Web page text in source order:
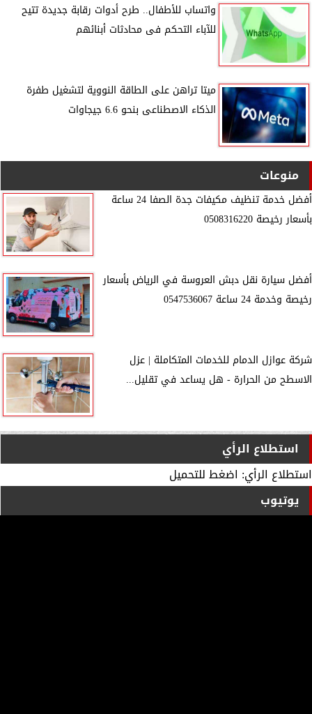
واتساب للأطفال.. طرح أدوات رقابة جديدة تتيح
للآباء التحكم فى محادثات أبنائهم
ميتا تراهن على الطاقة النووية لتشغيل طفرة
الذكاء الاصطناعى بنحو 6.6 جيجاوات
منوعات
أفضل خدمة تنظيف مكيفات جدة الصفا 24 ساعة
بأسعار رخيصة 0508316220
أفضل سيارة نقل دبش العروسة في الرياض بأسعار
رخيصة وخدمة 24 ساعة 0547536067
شركة عوازل الدمام للخدمات المتكاملة | عزل
الاسطح من الحرارة - هل يساعد في تقليل...
استطلاع الرأي
استطلاع الرأي: اضغط للتحميل
يوتيوب